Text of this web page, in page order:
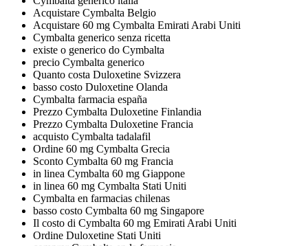
Acquistare Cymbalta Belgio
Acquistare 60 mg Cymbalta Emirati Arabi Uniti
Cymbalta generico senza ricetta
existe o generico do Cymbalta
precio Cymbalta generico
Quanto costa Duloxetine Svizzera
basso costo Duloxetine Olanda
Cymbalta farmacia españa
Prezzo Cymbalta Duloxetine Finlandia
Prezzo Cymbalta Duloxetine Francia
acquisto Cymbalta tadalafil
Ordine 60 mg Cymbalta Grecia
Sconto Cymbalta 60 mg Francia
in linea Cymbalta 60 mg Giappone
in linea 60 mg Cymbalta Stati Uniti
Cymbalta en farmacias chilenas
basso costo Cymbalta 60 mg Singapore
Il costo di Cymbalta 60 mg Emirati Arabi Uniti
Ordine Duloxetine Stati Uniti